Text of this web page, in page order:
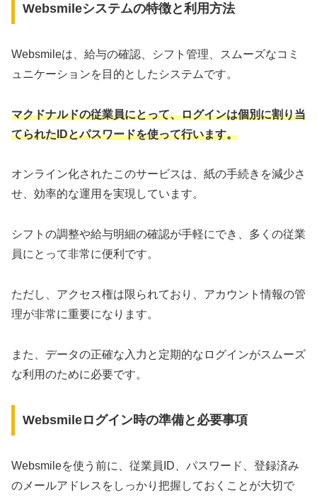
Websmileシステムの特徴と利用方法
Websmileは、給与の確認、シフト管理、スムーズなコミ
ュニケーションを目的としたシステムです。
マクドナルドの従業員にとって、ログインは個別に割り当
てられたIDとパスワードを使って行います。
オンライン化されたこのサービスは、紙の手続きを減少さ
せ、効率的な運用を実現しています。
シフトの調整や給与明細の確認が手軽にでき、多くの従業
員にとって非常に便利です。
ただし、アクセス権は限られており、アカウント情報の管
理が非常に重要になります。
また、データの正確な入力と定期的なログインがスムーズ
な利用のために必要です。
Websmileログイン時の準備と必要事項
Websmileを使う前に、従業員ID、パスワード、登録済み
のメールアドレスをしっかり把握しておくことが大切で